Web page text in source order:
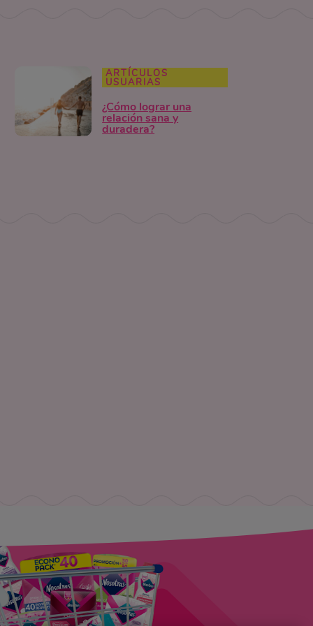
ARTÍCULOS
USUARIAS
¿Cómo lograr una
relación sana y
duradera?